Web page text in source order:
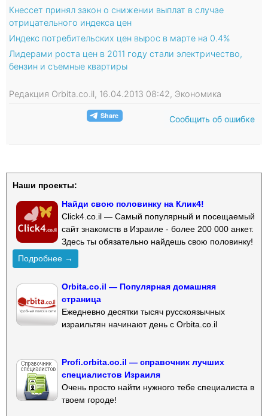
Кнессет принял закон о снижении выплат в случае
отрицательного индекса цен
Индекс потребительских цен вырос в марте на 0.4%
Лидерами роста цен в 2011 году стали электричество,
бензин и съемные квартиры
Редакция Orbita.co.il, 16.04.2013 08:42, Экономика
Сообщить об ошибке
Наши проекты:
Найди свою половинку на Клик4!
Click4.co.il — Самый популярный и посещаемый
сайт знакомств в Израиле - более 200 000 анкет.
Здесь ты обязательно найдешь свою половинку!
Подробнее →
Orbita.co.il — Популярная домашняя
страница
Ежедневно десятки тысяч русскоязычных
израильтян начинают день с Orbita.co.il
Profi.orbita.co.il — справочник лучших
специалистов Израиля
Очень просто найти нужного тебе специалиста в
твоем городе!